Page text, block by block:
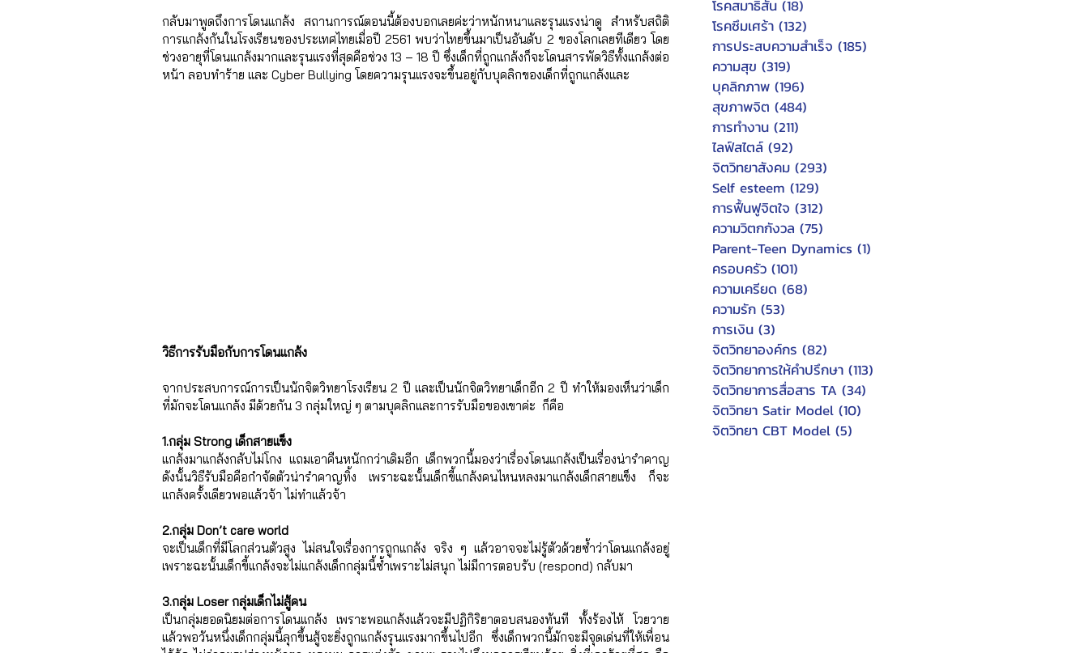
กลับมาพูดถึงการโดนแกล้ง สถานการณ์ตอนนี้ต้องบอกเลยค่ะว่าหนักหนาและรุนแรงน่าดู สำหรับสถิติ
การแกล้งกันในโรงเรียนของประเทศไทยเมื่อปี 2561 พบว่าไทยขึ้นมาเป็นอันดับ 2 ของโลกเลยทีเดียว โดย
ช่วงอายุที่โดนแกล้งมากและรุนแรงที่สุดคือช่วง 13 – 18 ปี ซึ่งเด็กที่ถูกแกล้งก็จะโดนสารพัดวิธีทั้งแกล้งต่อ
หน้า ลอบทำร้าย และ Cyber Bullying โดยความรุนแรงจะขึ้นอยู่กับบุคลิกของเด็กที่ถูกแกล้งและ
วิธีการรับมือกับการโดนแกล้ง
จากประสบการณ์การเป็นนักจิตวิทยาโรงเรียน 2 ปี และเป็นนักจิตวิทยาเด็กอีก 2 ปี ทำให้มองเห็นว่าเด็ก
ที่มักจะโดนแกล้ง มีด้วยกัน 3 กลุ่มใหญ่ ๆ ตามบุคลิกและการรับมือของเขาค่ะ  ก็คือ
1.กลุ่ม Strong เด็กสายแข็ง
แกล้งมาแกล้งกลับไม่โกง แถมเอาคืนหนักกว่าเดิมอีก เด็กพวกนี้มองว่าเรื่องโดนแกล้งเป็นเรื่องน่ารำคาญ
ดังนั้นวิธีรับมือคือกำจัดตัวน่ารำคาญทิ้ง เพราะฉะนั้นเด็กขี้แกล้งคนไหนหลงมาแกล้งเด็กสายแข็ง ก็จะ
แกล้งครั้งเดียวพอแล้วจ้า ไม่ทำแล้วจ้า
2.กลุ่ม Don’t care world
จะเป็นเด็กที่มีโลกส่วนตัวสูง ไม่สนใจเรื่องการถูกแกล้ง จริง ๆ แล้วอาจจะไม่รู้ตัวด้วยซ้ำว่าโดนแกล้งอยู่
เพราะฉะนั้นเด็กขี้แกล้งจะไม่แกล้งเด็กกลุ่มนี้ซ้ำเพราะไม่สนุก ไม่มีการตอบรับ (respond) กลับมา
3.กลุ่ม Loser กลุ่มเด็กไม่สู้คน
เป็นกลุ่มยอดนิยมต่อการโดนแกล้ง เพราะพอแกล้งแล้วจะมีปฏิกิริยาตอบสนองทันที ทั้งร้องไห้ โวยวาย
แล้วพอวันหนึ่งเด็กกลุ่มนี้ลุกขึ้นสู้จะยิ่งถูกแกล้งรุนแรงมากขึ้นไปอีก ซึ่งเด็กพวกนี้มักจะมีจุดเด่นที่ให้เพื่อน
โรคสมาธิสั้น (18)
โรคซึมเศร้า (132)
การประสบความสำเร็จ (185)
ความสุข (319)
บุคลิกภาพ (196)
สุขภาพจิต (484)
การทำงาน (211)
ไลฟ์สไตล์ (92)
จิตวิทยาสังคม (293)
Self esteem (129)
การฟื้นฟูจิตใจ (312)
ความวิตกกังวล (75)
Parent-Teen Dynamics (1)
ครอบครัว (101)
ความเครียด (68)
ความรัก (53)
การเงิน (3)
จิตวิทยาองค์กร (82)
จิตวิทยาการให้คำปรึกษา (113)
จิตวิทยาการสื่อสาร TA (34)
จิตวิทยา Satir Model (10)
จิตวิทยา CBT Model (5)